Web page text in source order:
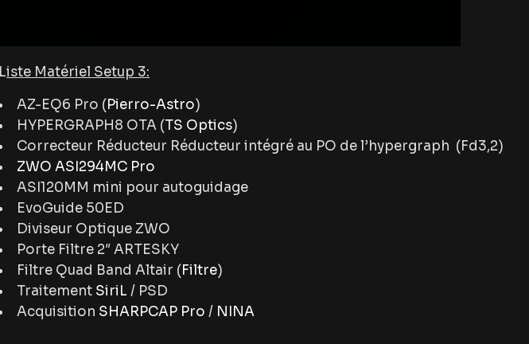
Liste Matériel Setup 3:
AZ-EQ6 Pro (Pierro-Astro)
HYPERGRAPH8 OTA (TS Optics)
Correcteur Réducteur Réducteur intégré au PO de l’hypergraph (Fd3,2)
ZWO ASI294MC Pro
ASI120MM mini pour autoguidage
EvoGuide 50ED
Diviseur Optique ZWO
Porte Filtre 2″ ARTESKY
Filtre Quad Band Altair (Filtre)
Traitement SiriL / PSD
Acquisition SHARPCAP Pro / NINA